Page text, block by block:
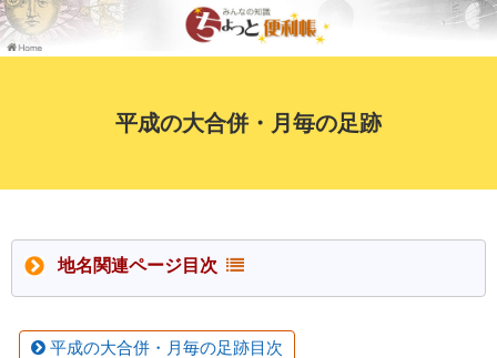
平成の大合併・月毎の足跡
地名関連ページ目次
平成の大合併・月毎の足跡目次